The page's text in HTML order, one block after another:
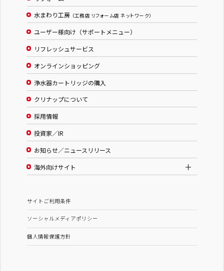
水まわり工房 （工務店 リフォーム店 ネットワーク）
ユーザー様向け（サポートメニュー）
リフレッシュサービス
オンラインショッピング
浄水器カートリッジの購入
クリナップについて
採用情報
投資家／IR
お知らせ／ニュースリリース
海外向けサイト
サイトご利用条件
ソーシャルメディアポリシー
個人情報保護方針